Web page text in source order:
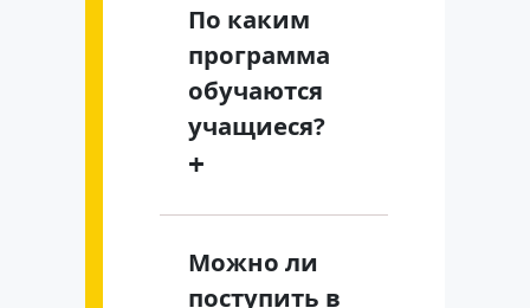
По каким
программа
обучаются
учащиеся?
+
Можно ли
поступить в